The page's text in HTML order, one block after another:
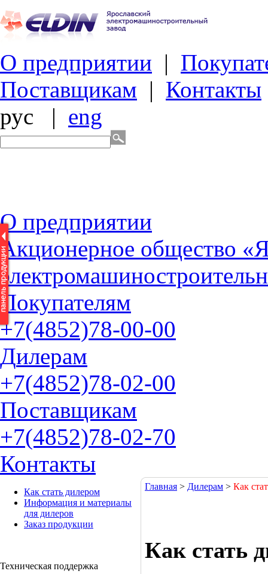
О предприятии |
Поставщикам | Контакты
рус | eng
О предприятии
Акционерное общество
Покупателям
+7(4852)78-00-00
Дилерам
+7(4852)78-02-00
Поставщикам
+7(4852)78-02-70
Контакты
Как стать дилером
Информация и материалы
для дилеров
Заказ продукции
Техническая поддержка
Главная > Дилерам > Как
Как стать